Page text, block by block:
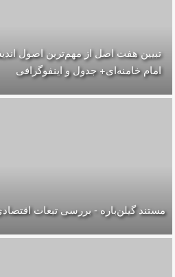
تبیین هفت اصل از مهم‌ترین اصول
امام خامنه‌ای+ جدول و اینفوگرافی
مستند گیلن‌باره - بررسی تبعات اقتصادی